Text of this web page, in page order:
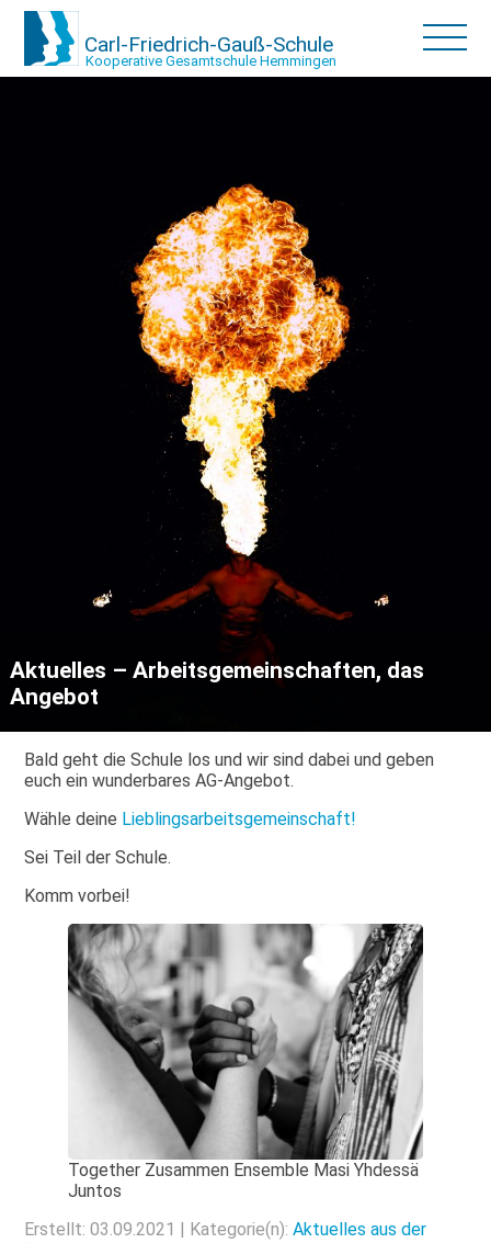
Carl-Friedrich-Gauß-Schule
Kooperative Gesamtschule Hemmingen
Aktuelles – Arbeitsgemeinschaften, das
Angebot
Bald geht die Schule los und wir sind dabei und geben
euch ein wunderbares AG-Angebot.
Wähle deine Lieblingsarbeitsgemeinschaft!
Sei Teil der Schule.
Komm vorbei!
Together Zusammen Ensemble Masi Yhdessä
Juntos
Erstellt: 03.09.2021 | Kategorie(n):Aktuelles aus der